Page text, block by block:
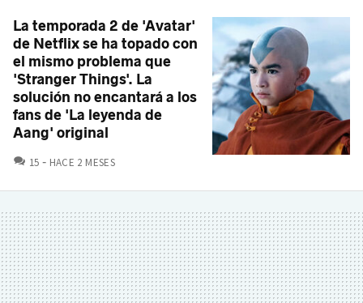
La temporada 2 de 'Avatar'
de Netflix se ha topado con
el mismo problema que
'Stranger Things'. La
solución no encantará a los
fans de 'La leyenda de
Aang' original
15 COMENTARIOS
HACE 2 MESES